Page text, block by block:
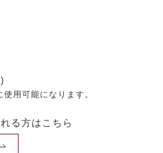
用可能になります。
る方はこちら